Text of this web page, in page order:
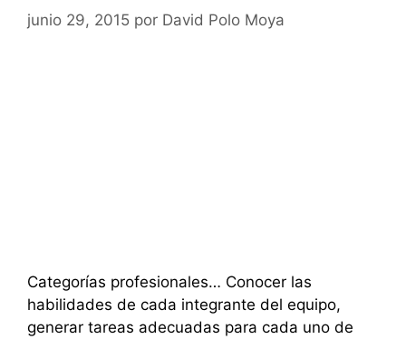
junio 29, 2015 por David Polo Moya
Categorías profesionales… Conocer las
habilidades de cada integrante del equipo,
generar tareas adecuadas para cada uno de